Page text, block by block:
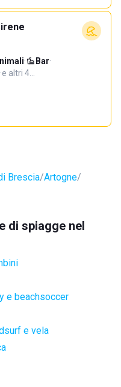
· Bar·
·e altri 4…
Brescia Artogne
di spiagge nel
e beachsoccer
e vela